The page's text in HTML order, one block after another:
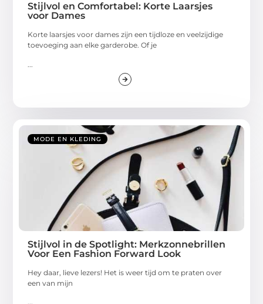
Stijlvol en Comfortabel: Korte Laarsjes
voor Dames
Korte laarsjes voor dames zijn een tijdloze en veelzijdige
toevoeging aan elke garderobe. Of je
MODE EN KLEDING
Stijlvol in de Spotlight: Merkzonnebrillen
Voor Een Fashion Forward Look
Hey daar, lieve lezers! Het is weer tijd om te praten over
een van mijn
...